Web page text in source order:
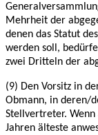
Mehrheit der
denen das Statut
werden soll,
zwei Dritteln der
(9) Den Vorsitz in
Obmann, in deren/
Stellvertreter.
Jahren älteste